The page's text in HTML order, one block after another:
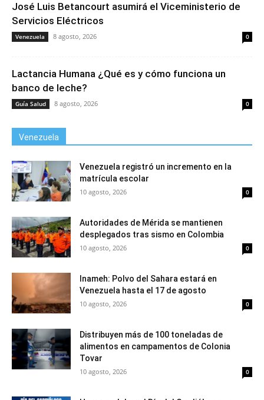
José Luis Betancourt asumirá el Viceministerio de
Servicios Eléctricos
Venezuela 8 agosto, 2026 0
Lactancia Humana ¿Qué es y cómo funciona un
banco de leche?
Guía Salud 8 agosto, 2026 0
Venezuela
Venezuela registró un incremento en la
matrícula escolar
10 agosto, 2026 0
Autoridades de Mérida se mantienen
desplegados tras sismo en Colombia
10 agosto, 2026 0
Inameh: Polvo del Sahara estará en
Venezuela hasta el 17 de agosto
10 agosto, 2026 0
Distribuyen más de 100 toneladas de
alimentos en campamentos de Colonia
Tovar
10 agosto, 2026 0